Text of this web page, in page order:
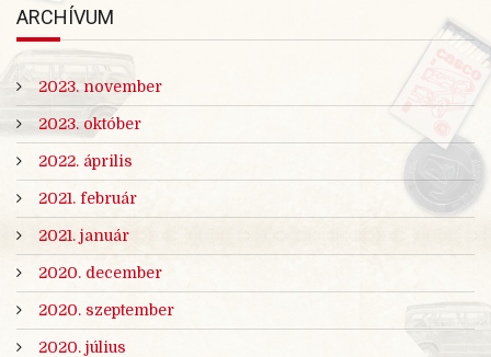
ARCHÍVUM
2023. november
2023. október
2022. április
2021. február
2021. január
2020. december
2020. szeptember
2020. július